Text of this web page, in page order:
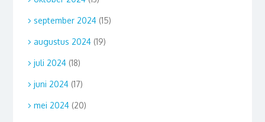
september 2024(15)
augustus 2024(19)
juli 2024(18)
juni 2024(17)
mei 2024(20)